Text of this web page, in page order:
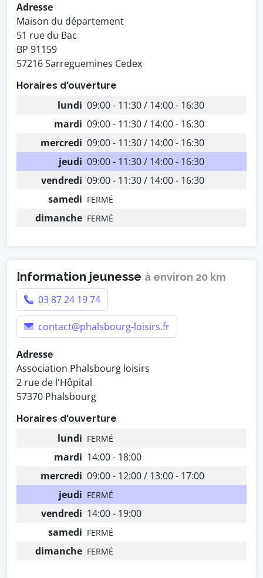
Adresse
Maison du département
51 rue du Bac
BP 91159
57216 Sarreguemines Cedex
Horaires d'ouverture
lundi 09:00 - 11:30 / 14:00 - 16:30
mardi 09:00 - 11:30 / 14:00 - 16:30
mercredi 09:00 - 11:30 / 14:00 - 16:30
jeudi 09:00 - 11:30 / 14:00 - 16:30
vendredi 09:00 - 11:30 / 14:00 - 16:30
samedi FERMÉ
dimanche FERMÉ
Information jeunesse à environ 20 km
03 87 24 19 74
contact@phalsbourg-loisirs.fr
Adresse
Association Phalsbourg loisirs
2 rue de l'Hôpital
57370 Phalsbourg
Horaires d'ouverture
lundi FERMÉ
mardi 14:00 - 18:00
mercredi 09:00 - 12:00 / 13:00 - 17:00
jeudi FERMÉ
vendredi 14:00 - 19:00
samedi FERMÉ
dimanche FERMÉ